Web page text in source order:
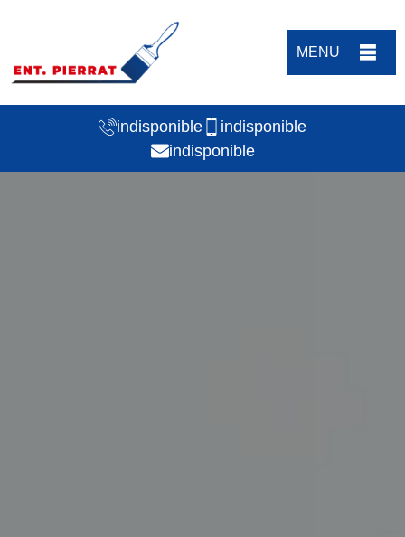
MENU
indisponible
indisponible
indisponible